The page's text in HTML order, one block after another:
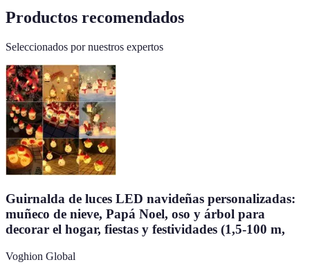
Productos recomendados
Seleccionados por nuestros expertos
Guirnalda de luces LED navideñas personalizadas:
muñeco de nieve, Papá Noel, oso y árbol para
decorar el hogar, fiestas y festividades (1,5-100 m,
Voghion Global